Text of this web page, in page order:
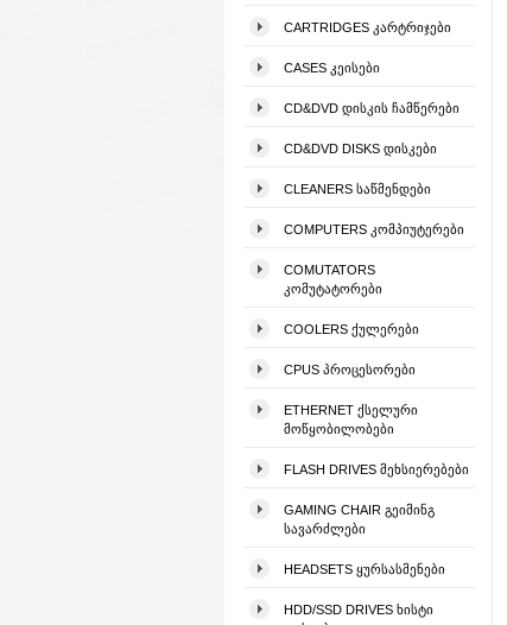
CARTRIDGES ᲙᲐᲠᲢᲠᲘᲯᲔᲑᲘ
CASES ᲙᲔᲘᲡᲔᲑᲘ
CD&DVD ᲓᲘᲡᲙᲘᲡ ᲩᲐᲛᲬᲔᲠᲔᲑᲘ
CD&DVD DISKS ᲓᲘᲡᲙᲔᲑᲘ
CLEANERS ᲡᲐᲬᲛᲔᲜᲓᲔᲑᲘ
COMPUTERS ᲙᲝᲛᲞᲘᲣᲢᲔᲠᲔᲑᲘ
COMUTATORS
ᲙᲝᲛᲣᲢᲐᲢᲝᲠᲔᲑᲘ
COOLERS ᲥᲣᲚᲔᲠᲔᲑᲘ
CPUS ᲞᲠᲝᲪᲔᲡᲝᲠᲔᲑᲘ
ETHERNET ᲥᲡᲔᲚᲣᲠᲘ
ᲛᲝᲬᲧᲝᲑᲘᲚᲝᲑᲔᲑᲘ
FLASH DRIVES ᲛᲔᲮᲡᲘᲔᲠᲔᲑᲔᲑᲘ
GAMING CHAIR ᲒᲔᲘᲛᲘᲜᲒ
ᲡᲐᲕᲐᲠᲫᲚᲔᲑᲘ
HEADSETS ᲧᲣᲠᲡᲐᲡᲛᲔᲜᲔᲑᲘ
HDD/SSD DRIVES ᲮᲘᲡᲢᲘ